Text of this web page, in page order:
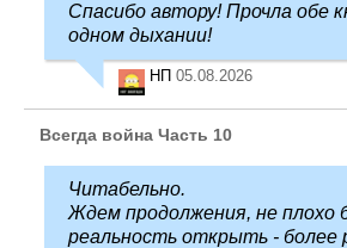
Спасибо автору! Прочла обе
одном дыхании!
НП 05.08.2026
Всегда война Часть 10
Читабельно.
Ждем продолжения, не плохо
реальность открыть - более